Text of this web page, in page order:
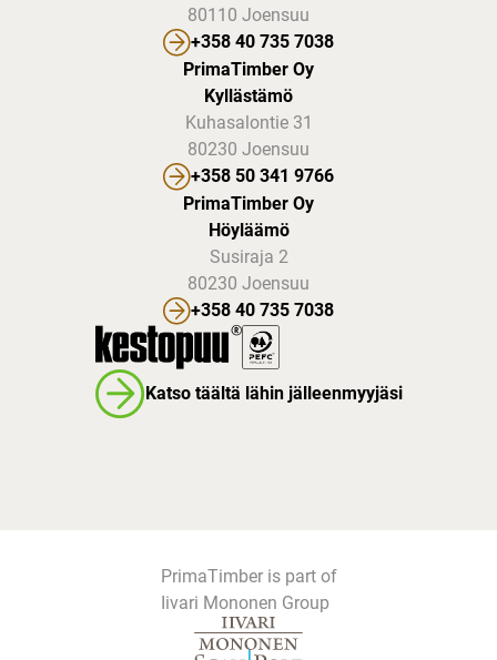
80110 Joensuu
+358 40 735 7038
PrimaTimber Oy
Kyllästämö
Kuhasalontie 31
80230 Joensuu
+358 50 341 9766
PrimaTimber Oy
Höyläämö
Susiraja 2
80230 Joensuu
+358 40 735 7038
Katso täältä lähin jälleenmyyjäsi
PrimaTimber is part of
Iivari Mononen Group